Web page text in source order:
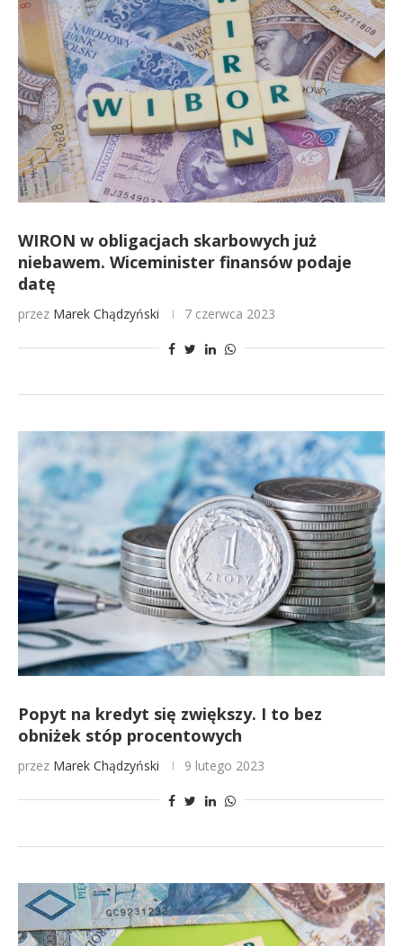
WIRON w obligacjach skarbowych już
niebawem. Wiceminister finansów podaje
datę
przez Marek Chądzyński 7 czerwca 2023
Popyt na kredyt się zwiększy. I to bez
obniżek stóp procentowych
przez Marek Chądzyński 9 lutego 2023